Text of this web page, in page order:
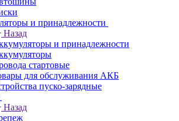
и принадлежности
Назад
и принадлежности
стартовые
для обслуживания АКБ
пуско-зарядные
Назад